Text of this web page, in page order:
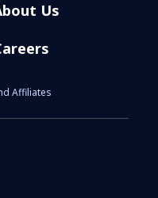
Us
Affiliates